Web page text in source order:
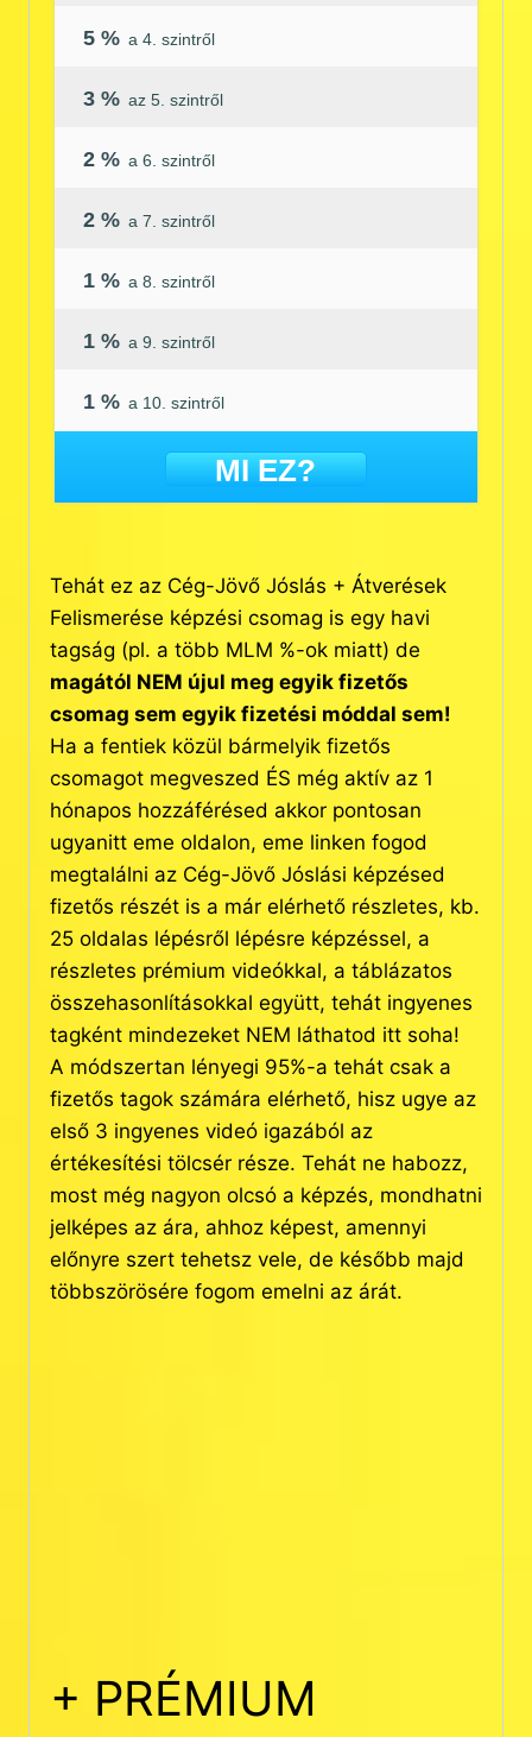
5 % a 4. szintről
3 % az 5. szintről
2 % a 6. szintről
2 % a 7. szintről
1 % a 8. szintről
1 % a 9. szintről
1 % a 10. szintről
MI EZ?
Tehát ez az Cég-Jövő Jóslás + Átverések
Felismerése képzési csomag is egy havi
tagság (pl. a több MLM %-ok miatt) de
magától NEM újul meg egyik fizetős
csomag sem egyik fizetési móddal sem!
Ha a fentiek közül bármelyik fizetős
csomagot megveszed ÉS még aktív az 1
hónapos hozzáférésed akkor pontosan
ugyanitt eme oldalon, eme linken fogod
megtalálni az Cég-Jövő Jóslási képzésed
fizetős részét is a már elérhető részletes, kb.
25 oldalas lépésről lépésre képzéssel, a
részletes prémium videókkal, a táblázatos
összehasonlításokkal együtt, tehát ingyenes
tagként mindezeket NEM láthatod itt soha!
A módszertan lényegi 95%-a tehát csak a
fizetős tagok számára elérhető, hisz ugye az
első 3 ingyenes videó igazából az
értékesítési tölcsér része. Tehát ne habozz,
most még nagyon olcsó a képzés, mondhatni
jelképes az ára, ahhoz képest, amennyi
előnyre szert tehetsz vele, de később majd
többszörösére fogom emelni az árát.
+ PRÉMIUM